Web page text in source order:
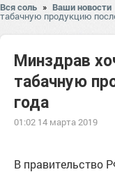
Вся соль » Ваши новости
табачную продукцию
Минздрав
табачную
года
01:02 14 марта 2019
В правительство